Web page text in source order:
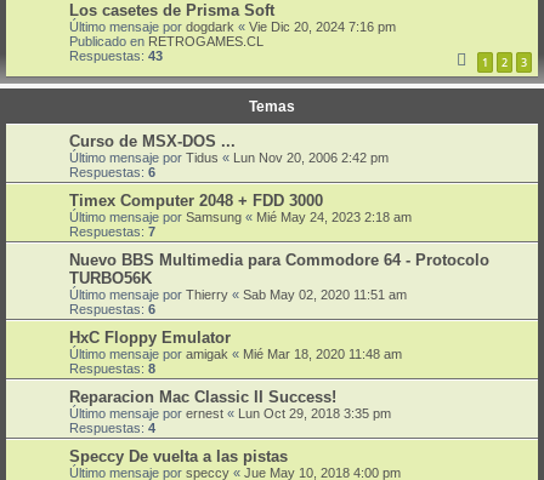
Los casetes de Prisma Soft
Último mensaje por dogdark « Vie Dic 20, 2024 7:16 pm
Publicado en RETROGAMES.CL
Respuestas: 43 1 2 3
Temas
Curso de MSX-DOS ...
Último mensaje por Tidus « Lun Nov 20, 2006 2:42 pm
Respuestas: 6
Timex Computer 2048 + FDD 3000
Último mensaje por Samsung « Mié May 24, 2023 2:18 am
Respuestas: 7
Nuevo BBS Multimedia para Commodore 64 - Protocolo
TURBO56K
Último mensaje por Thierry « Sab May 02, 2020 11:51 am
Respuestas: 6
HxC Floppy Emulator
Último mensaje por amigak « Mié Mar 18, 2020 11:48 am
Respuestas: 8
Reparacion Mac Classic II Success!
Último mensaje por ernest « Lun Oct 29, 2018 3:35 pm
Respuestas: 4
Speccy De vuelta a las pistas
Último mensaje por speccy « Jue May 10, 2018 4:00 pm